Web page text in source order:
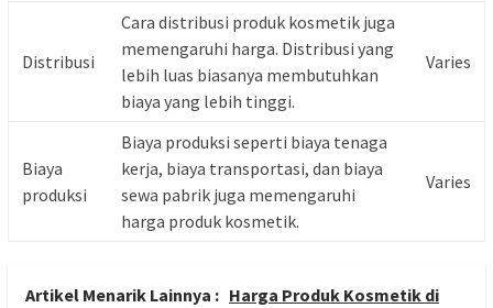
Distribusi
Cara distribusi produk kosmetik juga
memengaruhi harga. Distribusi yang
lebih luas biasanya membutuhkan
biaya yang lebih tinggi.
Varies
Biaya
produksi
Biaya produksi seperti biaya tenaga
kerja, biaya transportasi, dan biaya
sewa pabrik juga memengaruhi
harga produk kosmetik.
Varies
Artikel Menarik Lainnya : Harga Produk Kosmetik di